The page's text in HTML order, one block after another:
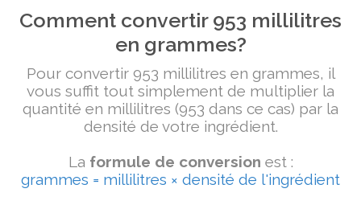
Comment convertir 953 millilitres
en grammes?
Pour convertir 953 millilitres en grammes, il
vous suffit tout simplement de multiplier la
quantité en millilitres (953 dans ce cas) par la
densité de votre ingrédient.
La formule de conversion est :
grammes = millilitres × densité de l'ingrédient